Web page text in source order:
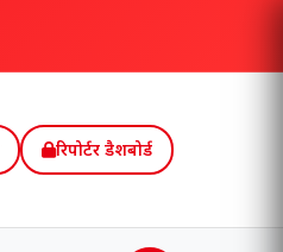
रिपोर्टर डैशबोर्ड